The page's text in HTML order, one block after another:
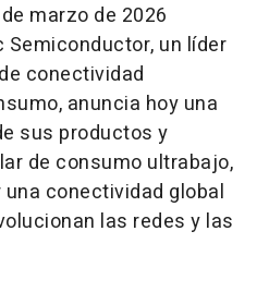
marzo de 2026
un líder
conectividad
anuncia hoy una
sus productos y
de consumo ultrabajo,
conectividad global
las redes y las